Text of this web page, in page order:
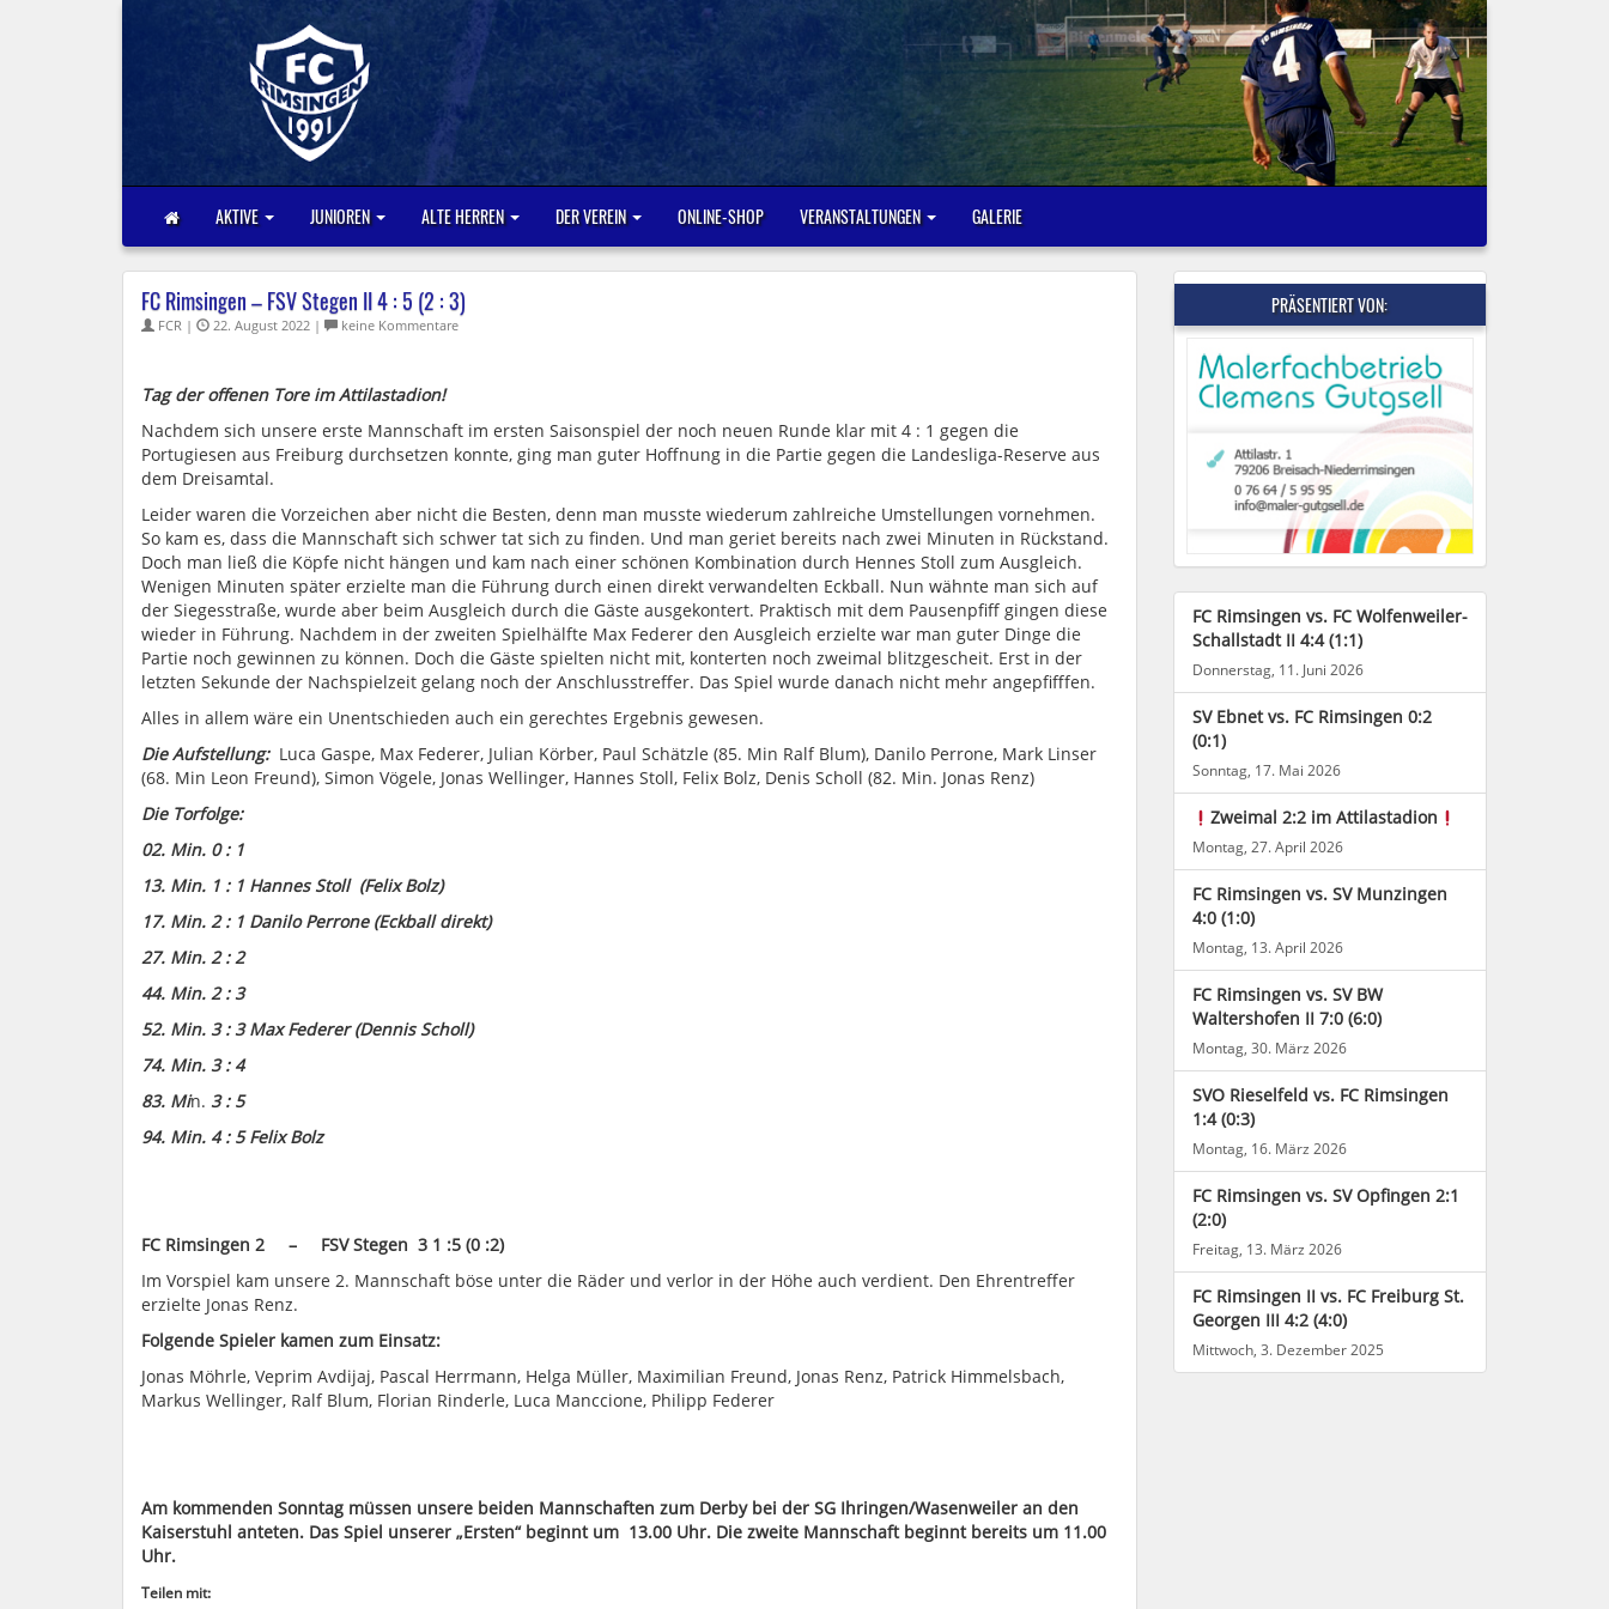
AKTIVE JUNIOREN ALTE HERREN DER VEREIN ONLINE-SHOP VERANSTALTUNGEN GALERIE
FC Rimsingen – FSV Stegen II​ 4 : 5 (2 : 3)
FCR | 22. August 2022 | keine Kommentare
Tag der offenen Tore im Attilastadion!
Nachdem sich unsere erste Mannschaft im ersten Saisonspiel der noch neuen Runde klar mit 4 : 1 gegen die
Portugiesen aus Freiburg durchsetzen konnte, ging man guter Hoffnung in die Partie gegen die Landesliga-Reserve aus
dem Dreisamtal.
Leider waren die Vorzeichen aber nicht die Besten, denn man musste wiederum zahlreiche Umstellungen vornehmen.
So kam es, dass die Mannschaft sich schwer tat sich zu finden. Und man geriet bereits nach zwei Minuten in Rückstand.
Doch man ließ die Köpfe nicht hängen und kam nach einer schönen Kombination durch Hennes Stoll zum Ausgleich.
Wenigen Minuten später erzielte man die Führung durch einen direkt verwandelten Eckball. Nun wähnte man sich auf
der Siegesstraße, wurde aber beim Ausgleich durch die Gäste ausgekontert. Praktisch mit dem Pausenpfiff gingen diese
wieder in Führung. Nachdem in der zweiten Spielhälfte Max Federer den Ausgleich erzielte war man guter Dinge die
Partie noch gewinnen zu können. Doch die Gäste spielten nicht mit, konterten noch zweimal blitzgescheit. Erst in der
letzten Sekunde der Nachspielzeit gelang noch der Anschlusstreffer. Das Spiel wurde danach nicht mehr angepfifffen.
Alles in allem wäre ein Unentschieden auch ein gerechtes Ergebnis gewesen.
Die Aufstellung: Luca Gaspe, Max Federer, Julian Körber, Paul Schätzle (85. Min Ralf ​Blum), Danilo Perrone, Mark Linser
(68. Min Leon Freund), Simon ​Vögele, Jonas Wellinger, Hannes Stoll, Felix Bolz, Denis Scholl (82. ​Min. Jonas Renz)
Die Torfolge:
02. Min. 0 : 1
13. Min. 1 : 1 Hannes Stoll (Felix Bolz)
17. Min. 2: 1 Danilo Perrone (Eckball direkt)
27. Min. 2 : 2
44. Min. 2 : 3
52. Min. 3 : 3​Max Federer (Dennis Scholl)
74. Min. 3 : 4
83. Min. ​ 3 : 5
94. Min. 4 : 5​Felix Bolz
FC Rimsingen 2 – FSV Stegen 3 1 :5 (0 :2)
Im Vorspiel kam unsere 2. Mannschaft böse unter die Räder und verlor in der Höhe auch verdient. Den Ehrentreffer
erzielte Jonas Renz.
Folgende Spieler kamen zum Einsatz:
Jonas Möhrle, Veprim Avdijaj, Pascal Herrmann, Helga Müller, Maximilian Freund, Jonas Renz, Patrick Himmelsbach,
Markus Wellinger, Ralf Blum, Florian Rinderle, Luca Manccione, Philipp Federer
Am kommenden Sonntag müssen unsere beiden Mannschaften zum Derby bei der SG Ihringen/Wasenweiler an den
Kaiserstuhl anteten. Das Spiel unserer „Ersten“ beginnt um 13.00 Uhr. Die zweite Mannschaft beginnt bereits um 11.00
Uhr.
Teilen mit:
PRÄSENTIERT VON:
FC Rimsingen vs. FC Wolfenweiler-
Schallstadt II 4:4 (1:1)
Donnerstag, 11. Juni 2026
SV Ebnet vs. FC Rimsingen 0:2
(0:1)
Sonntag, 17. Mai 2026
Zweimal 2:2 im Attilastadion
Montag, 27. April 2026
FC Rimsingen vs. SV Munzingen
4:0 (1:0)
Montag, 13. April 2026
FC Rimsingen vs. SV BW
Waltershofen II 7:0 (6:0)
Montag, 30. März 2026
SVO Rieselfeld vs. FC Rimsingen
1:4 (0:3)
Montag, 16. März 2026
FC Rimsingen vs. SV Opfingen 2:1
(2:0)
Freitag, 13. März 2026
FC Rimsingen II vs. FC Freiburg St.
Georgen III 4:2 (4:0)
Mittwoch, 3. Dezember 2025